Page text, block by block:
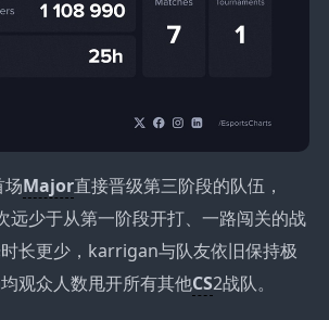
场Major直接晋级第三阶段的队伍，
远少于从第一阶段开打、一路闯关的战
长更少，karrigan与队友依旧保持极
观众人数甩开所有其他CS2战队。